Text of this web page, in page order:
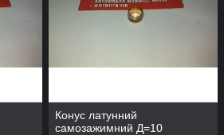
Конус латунний
самозажимний Д=10